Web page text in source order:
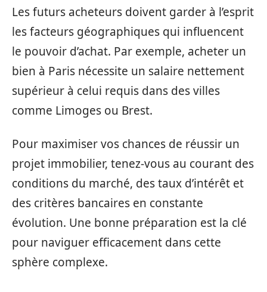
Les futurs acheteurs doivent garder à l’esprit
les facteurs géographiques qui influencent
le pouvoir d’achat. Par exemple, acheter un
bien à Paris nécessite un salaire nettement
supérieur à celui requis dans des villes
comme Limoges ou Brest.
Pour maximiser vos chances de réussir un
projet immobilier, tenez-vous au courant des
conditions du marché, des taux d’intérêt et
des critères bancaires en constante
évolution. Une bonne préparation est la clé
pour naviguer efficacement dans cette
sphère complexe.